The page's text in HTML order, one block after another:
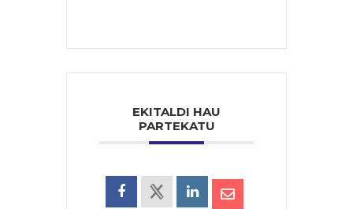
EKITALDI HAU
PARTEKATU